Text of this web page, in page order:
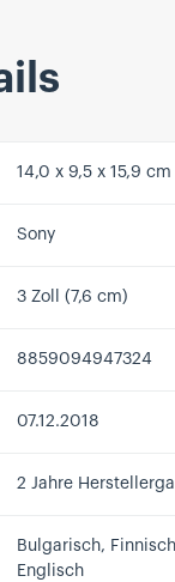
14,0 x 9,5 x 15,9 cm
Sony
3 Zoll (7,6 cm)
8859094947324
07.12.2018
2 Jahre
Bulgarisch,
Englisch